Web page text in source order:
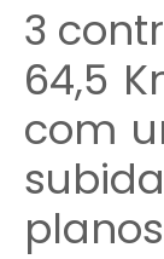
3
64,5
com